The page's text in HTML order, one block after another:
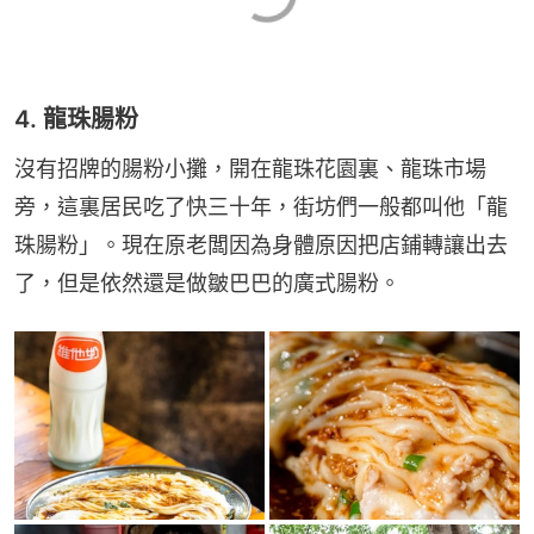
4. 龍珠腸粉
沒有招牌的腸粉小攤，開在龍珠花園裏、龍珠市場
旁，這裏居民吃了快三十年，街坊們一般都叫他「龍
珠腸粉」。現在原老闆因為身體原因把店鋪轉讓出去
了，但是依然還是做皺巴巴的廣式腸粉。